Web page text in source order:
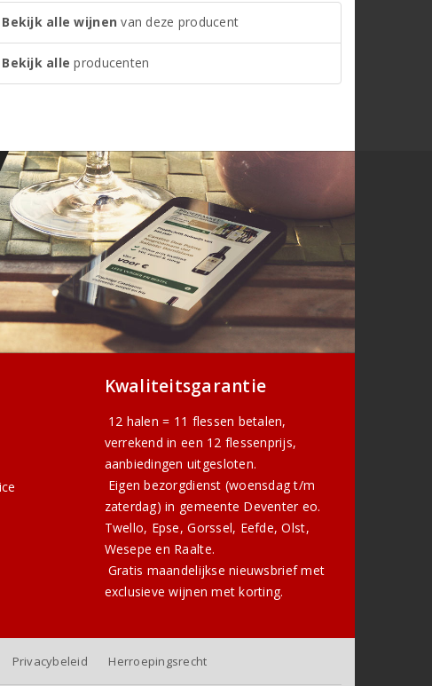
Bekijk alle wijnen van deze producent
Bekijk alle producenten
Kwaliteitsgarantie
12 halen = 11 flessen betalen,
verrekend in een 12 flessenprijs,
aanbiedingen uitgesloten.
Eigen bezorgdienst (woensdag t/m
zaterdag) in gemeente Deventer eo.
Twello, Epse, Gorssel, Eefde, Olst,
Wesepe en Raalte.
Gratis maandelijkse nieuwsbriefmet
exclusieve wijnen met korting.
Privacybeleid Herroepingsrecht